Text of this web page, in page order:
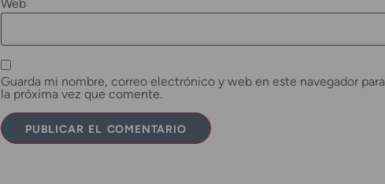
Web
Guarda mi nombre, correo electrónico y web en este navegador para
la próxima vez que comente.